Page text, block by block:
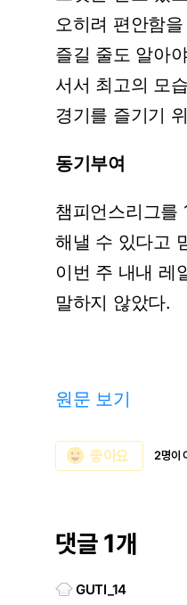
오히려 편안함을
즐길 줄도 알아
서서 최고의 모
경기를 즐기기
동기부여
챔피언스리그를
해낼 수 있다고
이번 주 내내 레
말하지 않았다.
원문 보기
emoji_emotions 좋아요 2명이
댓글 1개
GUTI_14